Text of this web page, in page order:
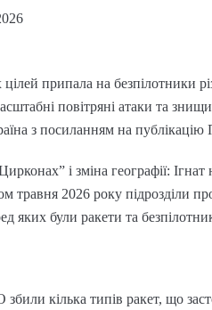
припала на безпілотники
повітряні атаки та
з посиланням на публікацію
і зміна географії: Ігнат
травня 2026 року підрозділи
яких були ракети та
кілька типів ракет, що